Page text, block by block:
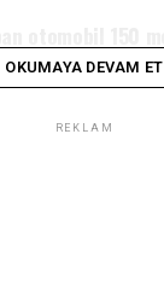
OKUMAYA DEVAM ET
REKLAM